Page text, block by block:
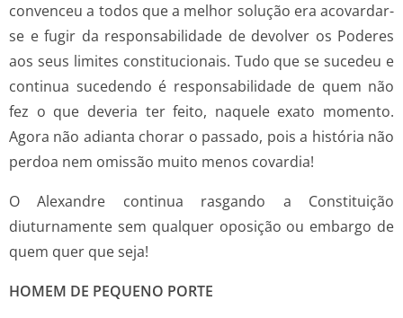
convenceu a todos que a melhor solução era acovardar-
se e fugir da responsabilidade de devolver os Poderes
aos seus limites constitucionais. Tudo que se sucedeu e
continua sucedendo é responsabilidade de quem não
fez o que deveria ter feito, naquele exato momento.
Agora não adianta chorar o passado, pois a história não
perdoa nem omissão muito menos covardia!
O Alexandre continua rasgando a Constituição
diuturnamente sem qualquer oposição ou embargo de
quem quer que seja!
HOMEM DE PEQUENO PORTE